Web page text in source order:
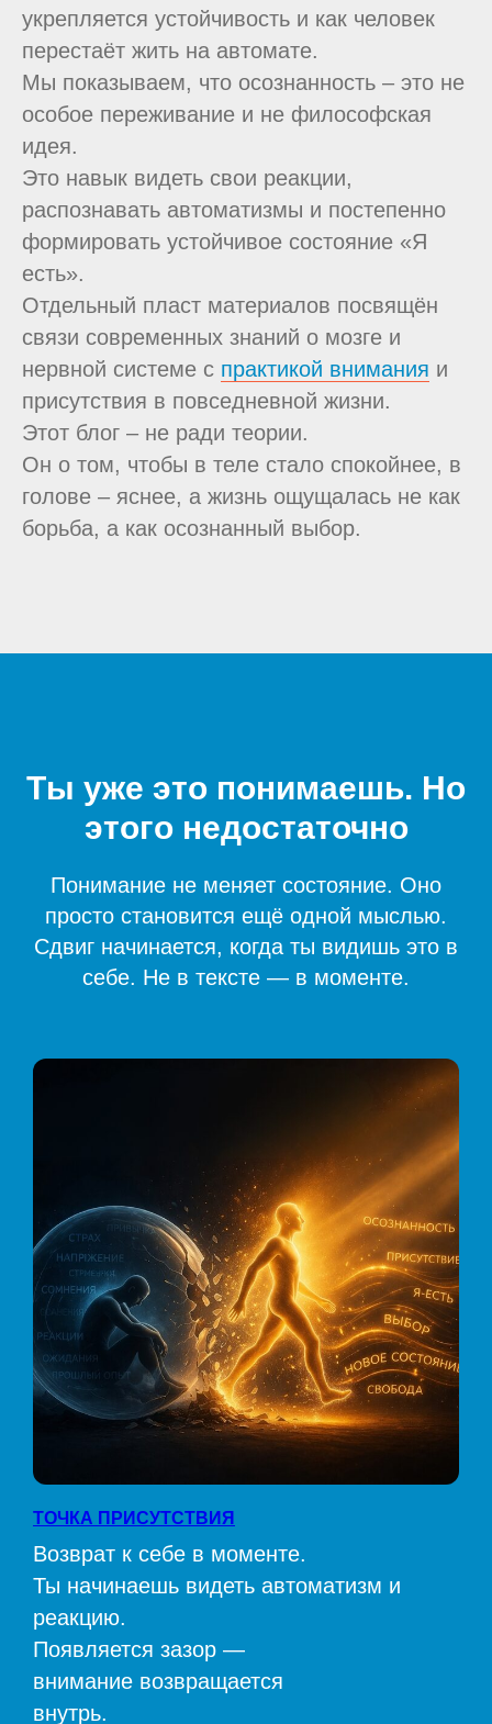
укрепляется устойчивость и как человек
перестаёт жить на автомате.
Мы показываем, что осознанность – это не
особое переживание и не философская
идея.
Это навык видеть свои реакции,
распознавать автоматизмы и постепенно
формировать устойчивое состояние «Я
есть».
Отдельный пласт материалов посвящён
связи современных знаний о мозге и
нервной системе с практикой внимания и
присутствия в повседневной жизни.
Этот блог – не ради теории.
Он о том, чтобы в теле стало спокойнее, в
голове – яснее, а жизнь ощущалась не как
борьба, а как осознанный выбор.
Ты уже это понимаешь. Но
этого недостаточно
Понимание не меняет состояние. Оно
просто становится ещё одной мыслью.
Сдвиг начинается, когда ты видишь это в
себе. Не в тексте — в моменте.
ТОЧКА ПРИСУТСТВИЯ
Возврат к себе в моменте.
Ты начинаешь видеть автоматизм и
реакцию.
Появляется зазор —
внимание возвращается
внутрь.